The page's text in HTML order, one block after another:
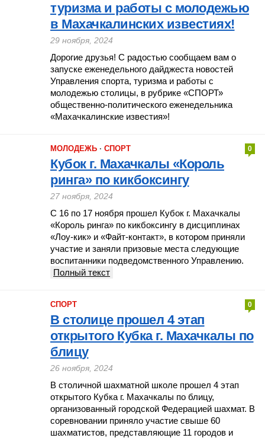
туризма и работы с молодежью
в Махачкалинских известиях!
29 ноября, 2024
Дорогие друзья! С радостью сообщаем вам о
запуске еженедельного дайджеста новостей
Управления спорта, туризма и работы с
молодежью столицы, в рубрике «СПОРТ»
общественно-политического еженедельника
«Махачкалинские известия»!
МОЛОДЕЖЬ · СПОРТ 0
Кубок г. Махачкалы «Король
ринга» по кикбоксингу
27 ноября, 2024
С 16 по 17 ноября прошел Кубок г. Махачкалы
«Король ринга» по кикбоксингу в дисциплинах
«Лоу-кик» и «Файт-контакт», в котором приняли
участие и заняли призовые места следующие
воспитанники подведомственного Управлению.
Полный текст
СПОРТ 0
В столице прошел 4 этап
открытого Кубка г. Махачкалы по
блицу
26 ноября, 2024
В столичной шахматной школе прошел 4 этап
открытого Кубка г. Махачкалы по блицу,
организованный городской Федерацией шахмат. В
соревновании приняло участие свыше 60
шахматистов, представляющие 11 городов и